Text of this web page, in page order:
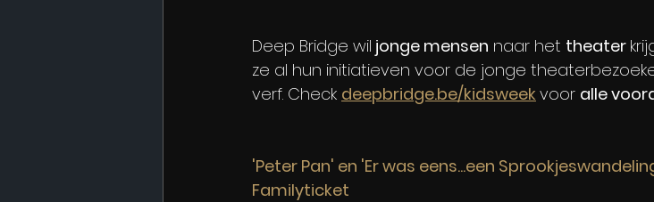
Deep Bridge wil jonge mensen naar het theater
ze al hun initiatieven voor de jonge
verf. Check deepbridge.be/kidsweek voor alle
'Peter Pan' en 'Er was eens...een
Familyticket